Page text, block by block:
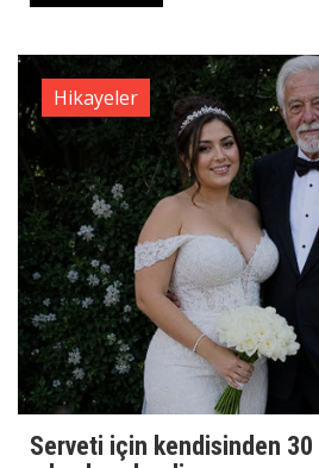
Hikayeler
Serveti için kendisinden